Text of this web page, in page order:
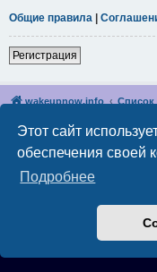
Этот сайт
обеспечения своей
Подробнее
Общие правила |
Регистрация
wakeupnow.info
Создано на основе